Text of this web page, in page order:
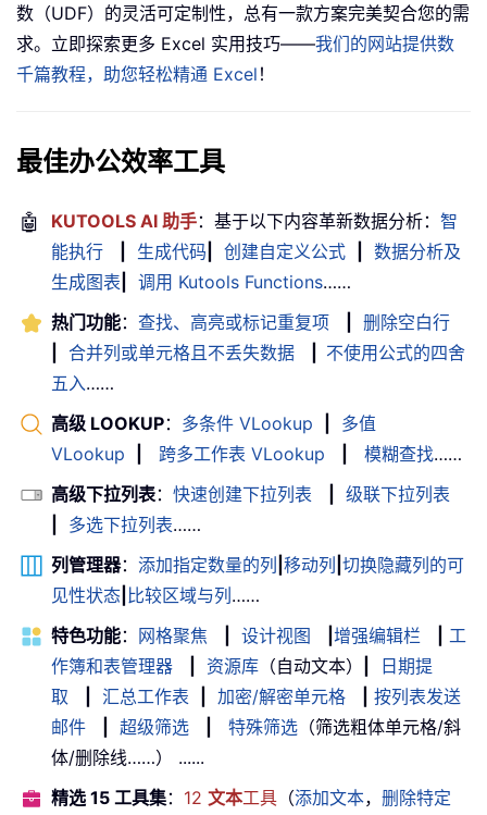
数（UDF）的灵活可定制性，总有一款方案完美契合您的需
求。立即探索更多 Excel 实用技巧——我们的网站提供数
千篇教程，助您轻松精通 Excel ！
最佳办公效率工具
🤖 KUTOOLS AI 助手：基于以下内容革新数据分析： 智
能执行
生成代码 创建自定义公式
数据分析及
生成图表
调用 Kutools Functions……
热门功能： 查找、高亮或标记重复项
删除空白行
合并列或单元格且不丢失数据
不使用公式的四舍
五入……
高级 LOOKUP： 多条件 VLookup
多值
VLookup
跨多工作表 VLookup 模糊查找……
高级下拉列表： 快速创建下拉列表
级联下拉列表
多选下拉列表……
列管理器： 添加指定数量的列 移动列 切换隐藏列的可
见性状态 比较区域与列……
特色功能： 网格聚焦 设计视图 增强编辑栏
工
作簿和表管理器
资源库 （自动文本）
日期提
取
汇总工作表 加密/解密单元格
按列表发送
邮件
超级筛选 特殊筛选 （筛选粗体单元格/斜
体/删除线……） ......
精选 15 工具集： 12 文本工具 （添加文本， 删除特定